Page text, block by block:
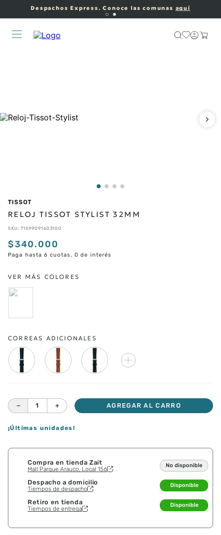
Despachos Express. Conoce las comunas aquí
TISSOT
RELOJ TISSOT STYLIST 32MM
SKU: T1599091603100
$340.000
Paga hasta 6 cuotas, 0 de interés
CORREAS ADICIONALES
＋
－ AGREGAR AL CARRO
¡Últimas unidades!
Compra en tienda Zait
Mall Parque Arauco, Local 156
No disponible
Despacho a domicilio
Tiempos de despacho
Disponible
Retiro en tienda
Tiempos de entrega
Disponible